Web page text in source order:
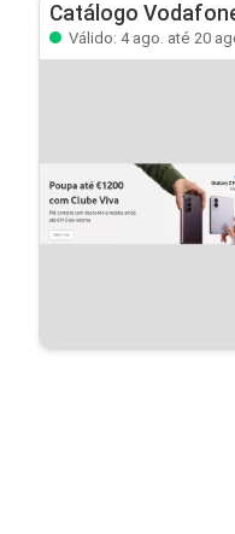
Catálogo
Válido: 4 ago. até 20